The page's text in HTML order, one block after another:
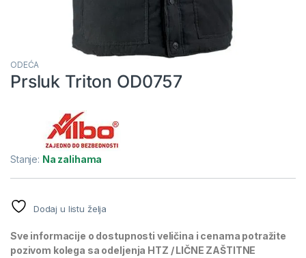
ODEĆA
Prsluk Triton OD0757
Stanje: Na zalihama
Dodaj u listu želja
Sve informacije o dostupnosti veličina i cenama potražite
pozivom kolega sa odeljenja HTZ / LIČNE ZAŠTITNE